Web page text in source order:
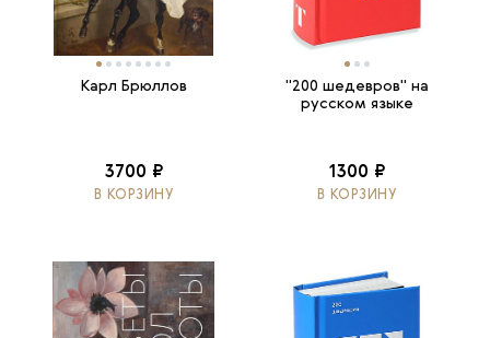
Карл Брюллов
3700 ₽
В КОРЗИНУ
"200 шедевров" на
русском языке
1300 ₽
В КОРЗИНУ